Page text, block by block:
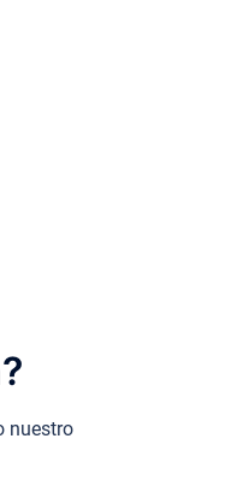
nuestro